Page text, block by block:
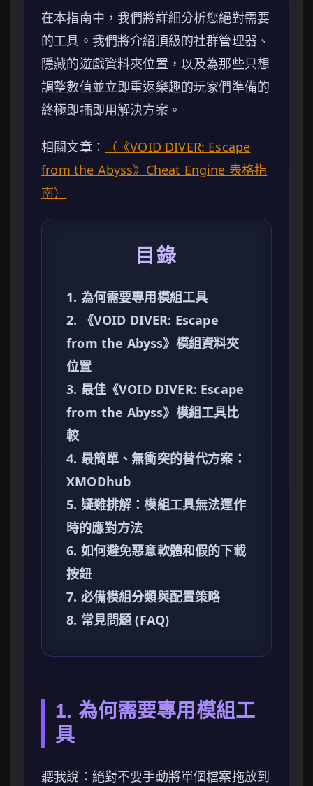
在本指南中，我們將詳細分析您絕對需要
的工具。我們將介紹頂級的社群管理器、
隱藏的遊戲資料夾位置，以及為那些只想
調整數值並立即重返樂趣的玩家們準備的
終極即插即用解決方案。
相關文章：
（《VOID DIVER: Escape
from the Abyss》Cheat Engine 表格指
南）
目錄
1. 為何需要專用模組工具
2. 《VOID DIVER: Escape
from the Abyss》模組資料夾
位置
3. 最佳《VOID DIVER: Escape
from the Abyss》模組工具比
較
4. 最簡單、無衝突的替代方案：
XMODhub
5. 疑難排解：模組工具無法運作
時的應對方法
6. 如何避免惡意軟體和假的下載
按鈕
7. 必備模組分類與配置策略
8. 常見問題 (FAQ)
1. 為何需要專用模組工
具
聽我說：絕對不要手動將單個檔案拖放到